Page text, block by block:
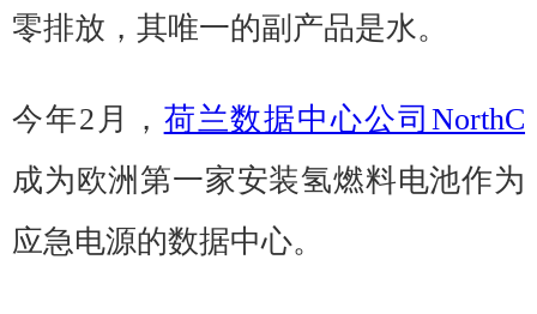
零排放，其唯一的副产品是水。
今年2月， 荷兰数据中心公司NorthC
成为欧洲第一家安装氢燃料电池作为
应急电源的数据中心。